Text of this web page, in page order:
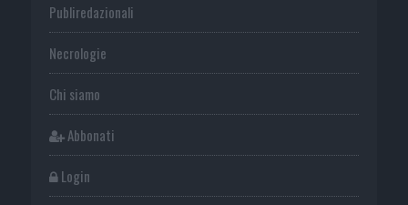
Publiredazionali
Necrologie
Chi siamo
Abbonati
Login